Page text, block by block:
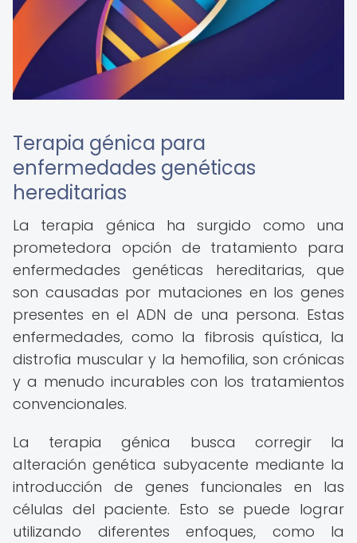
Terapia génica para
enfermedades genéticas
hereditarias
La terapia génica ha surgido como una
prometedora opción de tratamiento para
enfermedades genéticas hereditarias, que
son causadas por mutaciones en los genes
presentes en el ADN de una persona. Estas
enfermedades, como la fibrosis quística, la
distrofia muscular y la hemofilia, son crónicas
y a menudo incurables con los tratamientos
convencionales.
La terapia génica busca corregir la
alteración genética subyacente mediante la
introducción de genes funcionales en las
células del paciente. Esto se puede lograr
utilizando diferentes enfoques, como la